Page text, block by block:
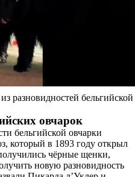
разновидностей бельгийской
овчарок
бельгийской овчарки
который в 1893 году открыл
чёрные щенки,
новую разновидность